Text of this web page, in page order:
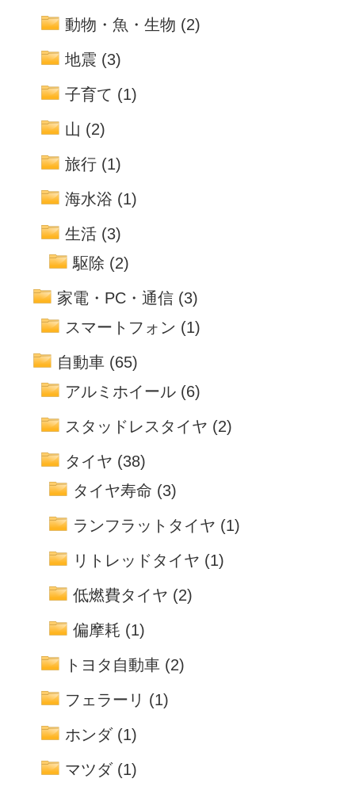
動物・魚・生物 (2)
地震 (3)
子育て (1)
山 (2)
旅行 (1)
海水浴 (1)
生活 (3)
駆除 (2)
家電・PC・通信 (3)
スマートフォン (1)
自動車 (65)
アルミホイール (6)
スタッドレスタイヤ (2)
タイヤ (38)
タイヤ寿命 (3)
ランフラットタイヤ (1)
リトレッドタイヤ (1)
低燃費タイヤ (2)
偏摩耗 (1)
トヨタ自動車 (2)
フェラーリ (1)
ホンダ(1)
マツダ(1)